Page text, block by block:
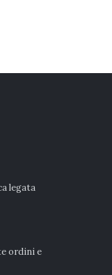
legata
ordini e